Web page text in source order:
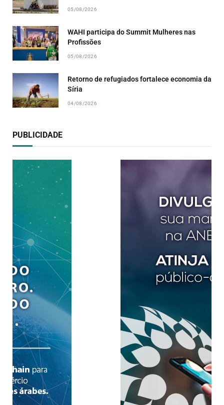
05/08/2026
WAHI participa do Summit Mulheres nas
Profissões
05/08/2026
Retorno de refugiados fortalece economia da
Síria
04/08/2026
PUBLICIDADE